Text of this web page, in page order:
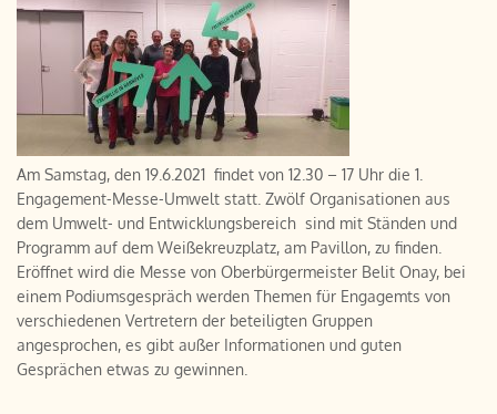
Am Samstag, den 19.6.2021 findet von 12.30 – 17 Uhr die 1.
Engagement-Messe-Umwelt statt. Zwölf Organisationen aus
dem Umwelt- und Entwicklungsbereich sind mit Ständen und
Programm auf dem Weißekreuzplatz, am Pavillon, zu finden.
Eröffnet wird die Messe von Oberbürgermeister Belit Onay, bei
einem Podiumsgespräch werden Themen für Engagemts von
verschiedenen Vertretern der beteiligten Gruppen
angesprochen, es gibt außer Informationen und guten
Gesprächen etwas zu gewinnen.